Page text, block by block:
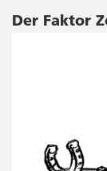
Der Faktor